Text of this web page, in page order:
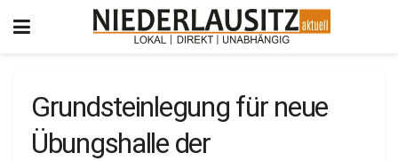
Grundsteinlegung für neue
Übungshalle der